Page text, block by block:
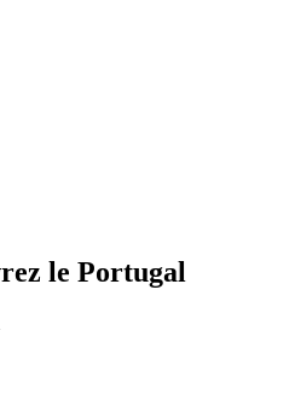
le Portugal